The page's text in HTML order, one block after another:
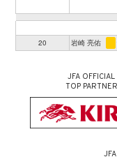
20
岩崎 亮佑
JFA OFFICIAL
TOP PARTNER